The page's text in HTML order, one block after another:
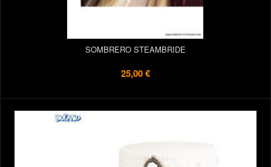
SOMBRERO STEAMBRIDE
25,00 €